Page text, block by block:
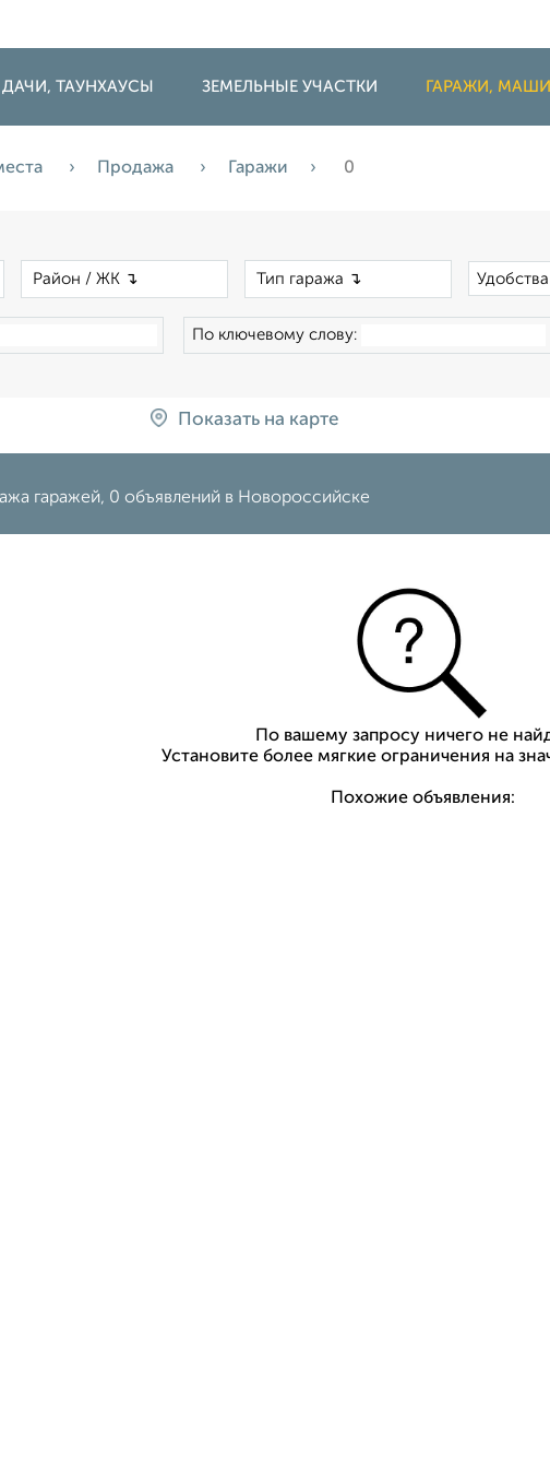
ТАУНХАУСЫ ЗЕМЕЛЬНЫЕ УЧАСТКИ ГАРАЖИ,
Продажа Гаражи 0
По ключевому слову:
Показать на карте
гаражей, 0 объявлений в Новороссийске
По вашему запросу ничего не
Установите более мягкие ограничения на
Похожие объявления: